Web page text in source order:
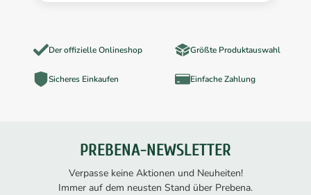
Der offizielle Onlineshop Größte Produktauswahl
Sicheres Einkaufen Einfache Zahlung
PREBENA-NEWSLETTER
Verpasse keine Aktionen und Neuheiten!
Immer auf dem neusten Stand über Prebena.